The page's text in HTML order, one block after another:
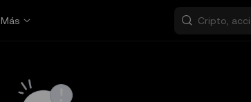
Más